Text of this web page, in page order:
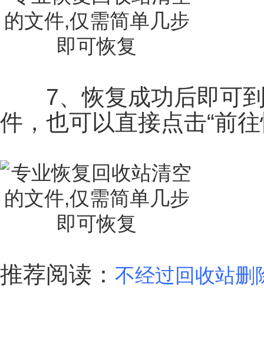
7、恢复成功后即可到
件，也可以直接点击“前
推荐阅读： 不经过回收站删